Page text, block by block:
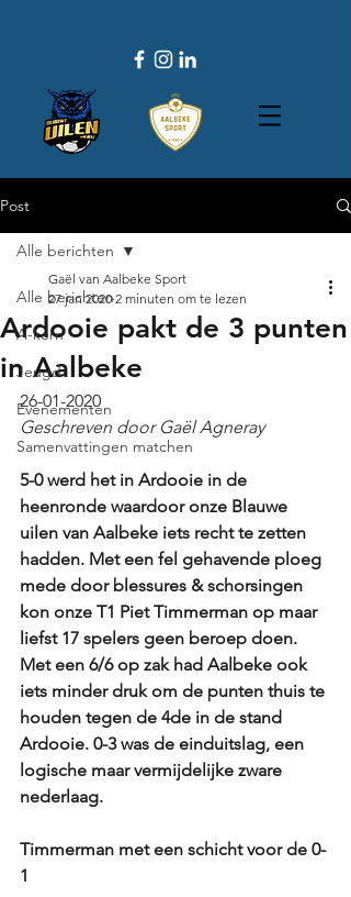
Post
Alle berichten
A-kern
Jeugd
Evenementen
Samenvattingen matchen
Alle berichten
Ardooie pakt de 3 punten
in Aalbeke
Gaël van Aalbeke Sport
27 jan 2020 2 minuten om te lezen
26-01-2020
Geschreven door Gaël Agneray
5-0 werd het in Ardooie in de
heenronde waardoor onze Blauwe
uilen van Aalbeke iets recht te zetten
hadden. Met een fel gehavende ploeg
mede door blessures & schorsingen
kon onze T1 Piet Timmerman op maar
liefst 17 spelers geen beroep doen.
Met een 6/6 op zak had Aalbeke ook
iets minder druk om de punten thuis te
houden tegen de 4de in de stand
Ardooie. 0-3 was de einduitslag, een
logische maar vermijdelijke zware
nederlaag.
Timmerman met een schicht voor de 0-
1